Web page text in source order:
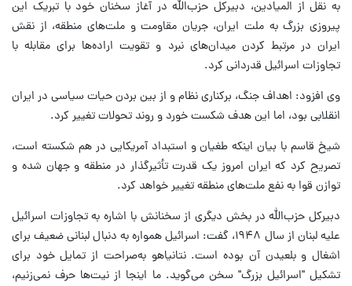
به نقل از المیادین، دبیرکل حزب‌الله در آغاز سخنان خود با تبریک این
پیروزی بزرگ به ملت ایران، جریان مقاومت و ملت‌های منطقه، از نقش
ایران در مرتبط کردن میدان‌های نبرد و تقویت اراده‌ها برای مقابله با
تجاوزات اسرائیل قدردانی کرد.
وی افزود: اهداف جنگ، برکناری نظام و از بین بردن حیات سیاسی در ایران
انقلابی بود، اما این هدف شکست خورد و روند تحولات تغییر کرد.
شیخ قاسم با بیان اینکه طغیان و استبداد آمریکایی در هم شکسته است،
تصریح کرد که ایران امروز یک قدرت تأثیرگذار در منطقه و جهان شده و
توازن قوا به نفع ملت‌های منطقه تغییر خواهد کرد.
دبیرکل حزب‌الله در بخش دیگری از سخنانش با اشاره به تجاوزات اسرائیل
علیه لبنان از سال ۱۹۴۸، گفت: اسرائیل همواره به دنبال لبنانی ضعیف برای
اشغال و بلعیدن آن بوده است. نتانیاهو به‌صراحت از تمایل خود برای
تشکیل "اسرائیل بزرگ" سخن می‌گوید. ما اینجا از نیت‌ها حرف نمی‌زنیم،